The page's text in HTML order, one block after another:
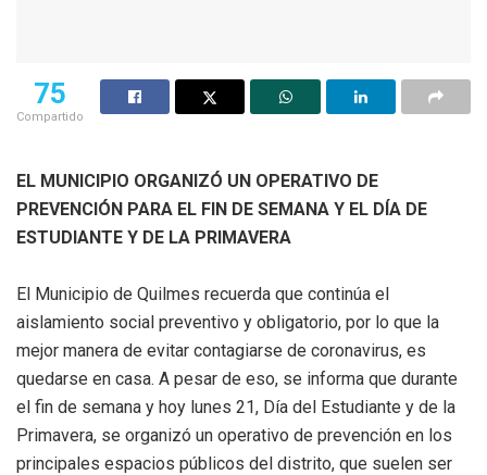
75
Compartido
EL MUNICIPIO ORGANIZÓ UN OPERATIVO DE
PREVENCIÓN PARA EL FIN DE SEMANA Y EL DÍA DE
ESTUDIANTE Y DE LA PRIMAVERA
El Municipio de Quilmes recuerda que continúa el
aislamiento social preventivo y obligatorio, por lo que la
mejor manera de evitar contagiarse de coronavirus, es
quedarse en casa. A pesar de eso, se informa que durante
el fin de semana y hoy lunes 21, Día del Estudiante y de la
Primavera, se organizó un operativo de prevención en los
principales espacios públicos del distrito, que suelen ser